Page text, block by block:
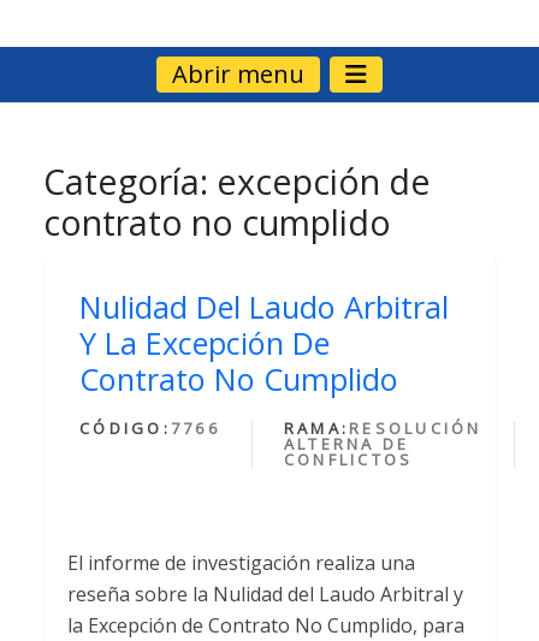
Abrir menu
Categoría: excepción de
contrato no cumplido
Nulidad Del Laudo Arbitral
Y La Excepción De
Contrato No Cumplido
CÓDIGO: 7766 RAMA: RESOLUCIÓN
ALTERNA DE
CONFLICTOS
El informe de investigación realiza una
reseña sobre la Nulidad del Laudo Arbitral y
la Excepción de Contrato No Cumplido, para